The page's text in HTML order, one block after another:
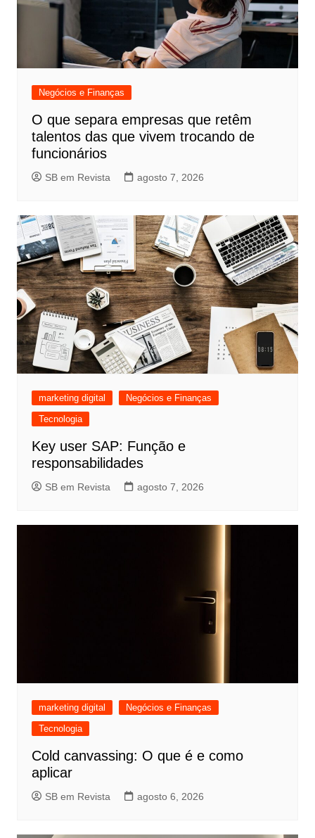
Negócios e Finanças
O que separa empresas que retêm
talentos das que vivem trocando de
funcionários
SB em Revista agosto 7, 2026
marketing digital
Negócios e Finanças
Tecnologia
Key user SAP: Função e
responsabilidades
SB em Revista agosto 7, 2026
marketing digital
Negócios e Finanças
Tecnologia
Cold canvassing: O que é e como
aplicar
SB em Revista agosto 6, 2026